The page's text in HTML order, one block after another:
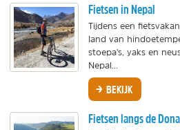
Fietsen in Nepal
Tijdens een
land van
stoepa's, yaks en
Nepal...
BEKIJK
Fietsen langs de